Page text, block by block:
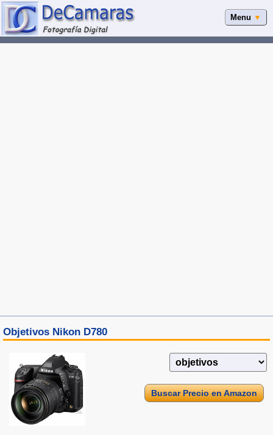
Menu ▼
Objetivos Nikon D780
Buscar Precio en Amazon